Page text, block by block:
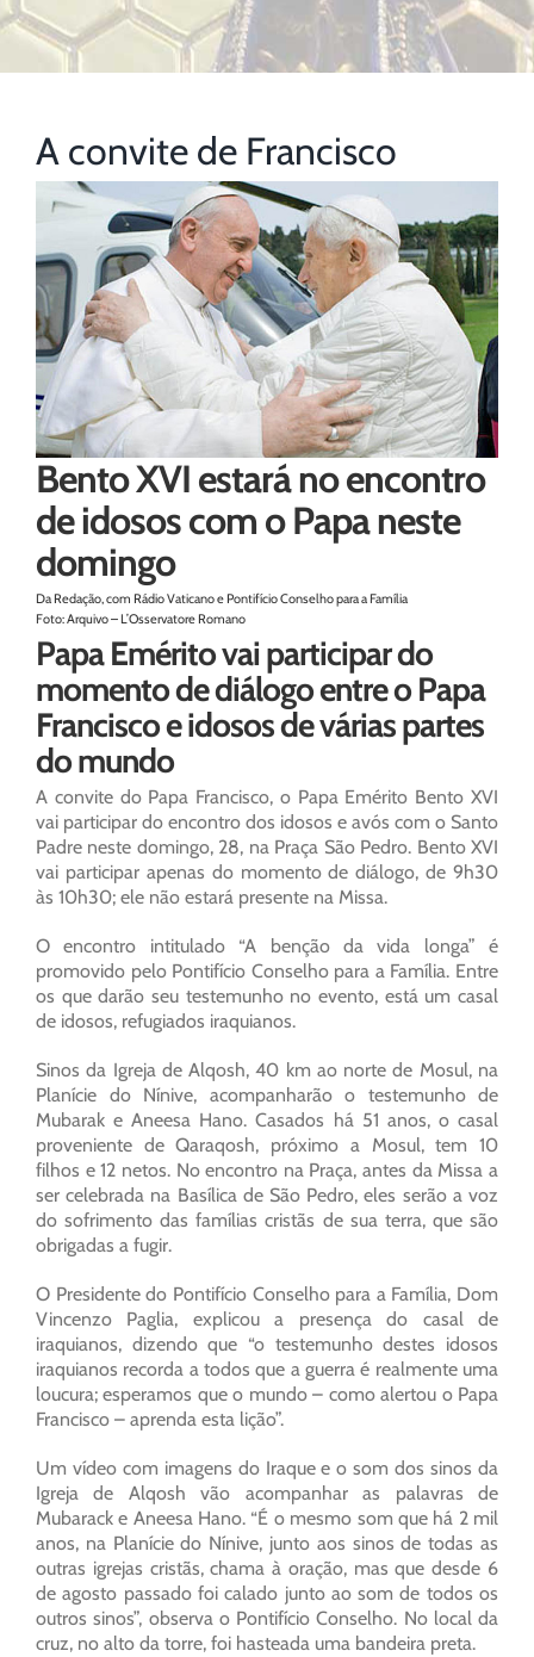
A convite de Francisco
Bento XVI estará no encontro
de idosos com o Papa neste
domingo
Da Redação, com Rádio Vaticano e Pontifício Conselho para a Família
Foto: Arquivo – L’Osservatore Romano
Papa Emérito vai participar do
momento de diálogo entre o Papa
Francisco e idosos de várias partes
do mundo
A convite do Papa Francisco, o Papa Emérito Bento XVI
vai participar do encontro dos idosos e avós com o Santo
Padre neste domingo, 28, na Praça São Pedro. Bento XVI
vai participar apenas do momento de diálogo, de 9h30
às 10h30; ele não estará presente na Missa.
O encontro intitulado “A benção da vida longa” é
promovido pelo Pontifício Conselho para a Família. Entre
os que darão seu testemunho no evento, está um casal
de idosos, refugiados iraquianos.
Sinos da Igreja de Alqosh, 40 km ao norte de Mosul, na
Planície do Nínive, acompanharão o testemunho de
Mubarak e Aneesa Hano. Casados há 51 anos, o casal
proveniente de Qaraqosh, próximo a Mosul, tem 10
filhos e 12 netos. No encontro na Praça, antes da Missa a
ser celebrada na Basílica de São Pedro, eles serão a voz
do sofrimento das famílias cristãs de sua terra, que são
obrigadas a fugir.
O Presidente do Pontifício Conselho para a Família, Dom
Vincenzo Paglia, explicou a presença do casal de
iraquianos, dizendo que “o testemunho destes idosos
iraquianos recorda a todos que a guerra é realmente uma
loucura; esperamos que o mundo – como alertou o Papa
Francisco – aprenda esta lição”.
Um vídeo com imagens do Iraque e o som dos sinos da
Igreja de Alqosh vão acompanhar as palavras de
Mubarack e Aneesa Hano. “É o mesmo som que há 2 mil
anos, na Planície do Nínive, junto aos sinos de todas as
outras igrejas cristãs, chama à oração, mas que desde 6
de agosto passado foi calado junto ao som de todos os
outros sinos”, observa o Pontifício Conselho. No local da
cruz, no alto da torre, foi hasteada uma bandeira preta.